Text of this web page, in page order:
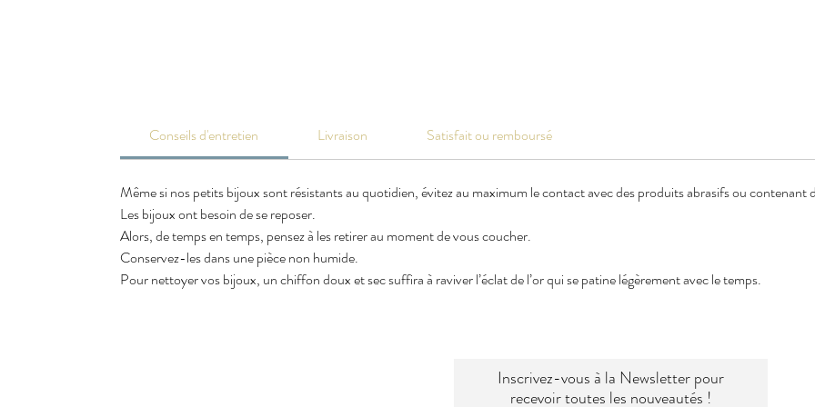
Conseils d'entretien Livraison Satisfait ou remboursé
Même si nos petits bijoux sont résistants au quotidien, évitez au maximum le contact avec des produits abrasifs ou contenant
Les bijoux ont besoin de se reposer.
Alors, de temps en temps, pensez à les retirer au moment de vous coucher.
Conservez-les dans une pièce non humide.
Pour nettoyer vos bijoux, un chiffon doux et sec suffira à raviver l’éclat de l’or qui se patine légèrement avec le temps.
Inscrivez-vous à la Newsletter pour
recevoir toutes les nouveautés !